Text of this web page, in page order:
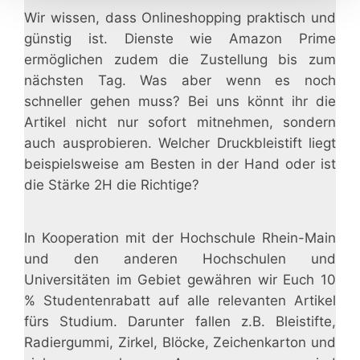
Wir wissen, dass Onlineshopping praktisch und
günstig ist. Dienste wie Amazon Prime
ermöglichen zudem die Zustellung bis zum
nächsten Tag. Was aber wenn es noch
schneller gehen muss? Bei uns könnt ihr die
Artikel nicht nur sofort mitnehmen, sondern
auch ausprobieren. Welcher Druckbleistift liegt
beispielsweise am Besten in der Hand oder ist
die Stärke 2H die Richtige?
In Kooperation mit der Hochschule Rhein-Main
und den anderen Hochschulen und
Universitäten im Gebiet gewähren wir Euch 10
% Studentenrabatt auf alle relevanten Artikel
fürs Studium. Darunter fallen z.B. Bleistifte,
Radiergummi, Zirkel, Blöcke, Zeichenkarton und